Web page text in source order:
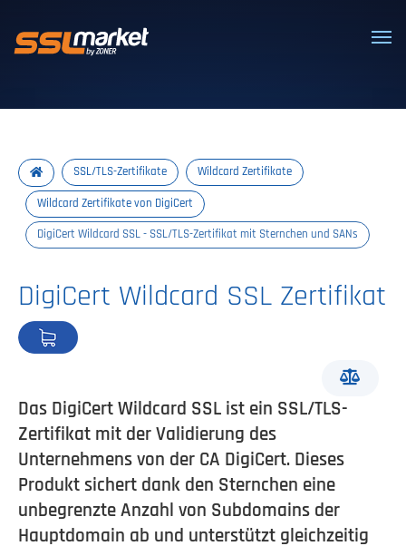
Vertrauenswürdige SSL/TLS-
SSL/TLS-Zertifikate Wildcard Zertifikate
Wildcard Zertifikate von DigiCert
DigiCert Wildcard SSL - SSL/TLS-Zertifikat mit Sternchen und SANs
DigiCert Wildcard SSL Zertifikat
Das DigiCert Wildcard SSL ist ein SSL/TLS-
Zertifikat mit der Validierung des
Unternehmens von der CA DigiCert. Dieses
Produkt sichert dank den Sternchen eine
unbegrenzte Anzahl von Subdomains der
Hauptdomain ab und unterstützt gleichzeitig